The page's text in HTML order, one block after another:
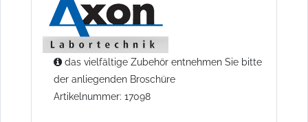
das vielfältige Zubehör entnehmen Sie bitte
der anliegenden Broschüre
Artikelnummer: 17098